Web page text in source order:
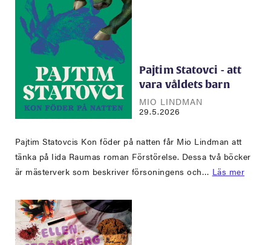
Pajtim Statovci - att
vara våldets barn
MIO LINDMAN
29.5.2026
Pajtim Statovcis Kon föder på natten får Mio Lindman att
tänka på Iida Raumas roman Förstörelse. Dessa två böcker
är mästerverk som beskriver försoningens och… Läs mer